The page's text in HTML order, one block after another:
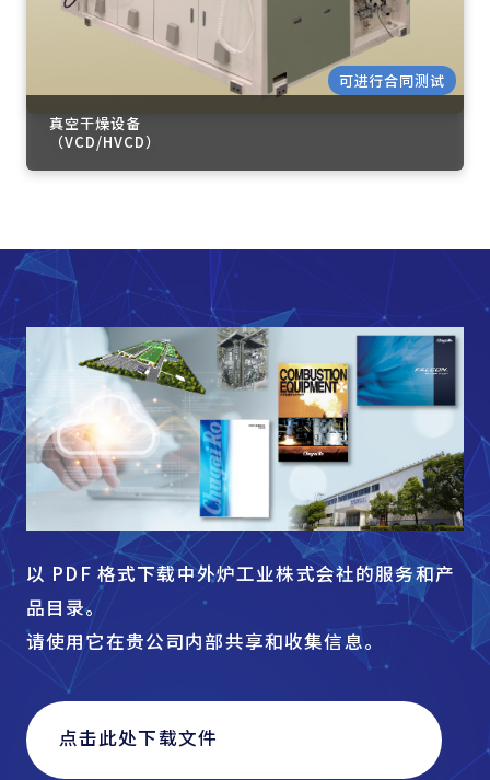
可进行合同测试
真空干燥设备
（VCD/HVCD）
以 PDF 格式下载中外炉工业株式会社的服务和产
品目录。
请使用它在贵公司内部共享和收集信息。
点击此处下载文件